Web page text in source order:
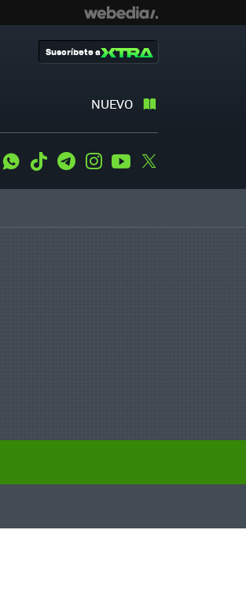
NUEVO
Suscríbete a
WhatsApp
Tiktok TelegramInstagramYoutube